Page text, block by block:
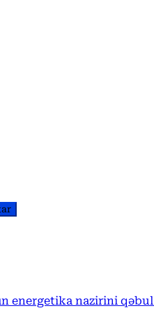
energetika nazirini